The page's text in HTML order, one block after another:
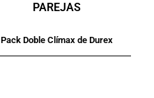
PAREJAS
Pack Doble Clímax de Durex